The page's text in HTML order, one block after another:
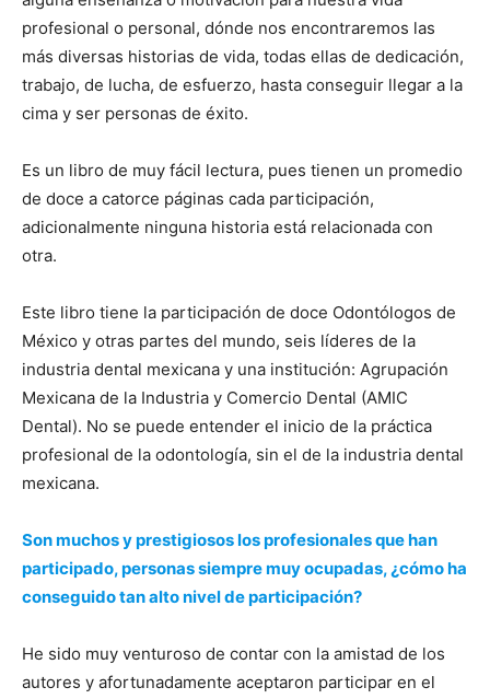
profesional o personal, dónde nos encontraremos las
más diversas historias de vida, todas ellas de dedicación,
trabajo, de lucha, de esfuerzo, hasta conseguir llegar a la
cima y ser personas de éxito.
Es un libro de muy fácil lectura, pues tienen un promedio
de doce a catorce páginas cada participación,
adicionalmente ninguna historia está relacionada con
otra.
Este libro tiene la participación de doce Odontólogos de
México y otras partes del mundo, seis líderes de la
industria dental mexicana y una institución: Agrupación
Mexicana de la Industria y Comercio Dental (AMIC
Dental). No se puede entender el inicio de la práctica
profesional de la odontología, sin el de la industria dental
mexicana.
Son muchos y prestigiosos los profesionales que han
participado, personas siempre muy ocupadas, ¿cómo ha
conseguido tan alto nivel de participación?
He sido muy venturoso de contar con la amistad de los
autores y afortunadamente aceptaron participar en el